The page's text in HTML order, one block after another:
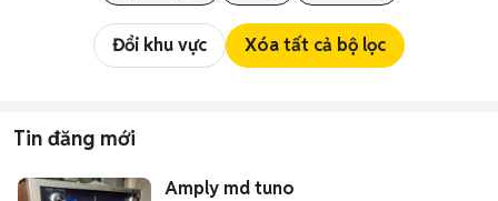
Đổi khu vực Xóa tất cả bộ lọc
Tin đăng mới
Amply md tuno